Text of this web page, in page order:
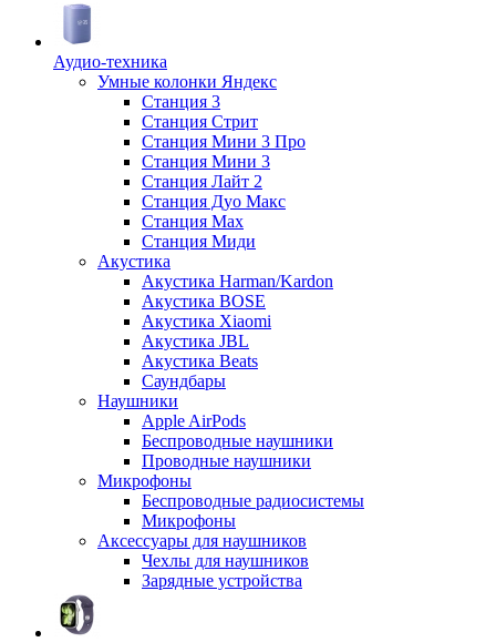
Аудио-техника
Умные колонки Яндекс
Станция 3
Станция Стрит
Станция Мини 3 Про
Станция Мини 3
Станция Лайт 2
Станция Дуо Макс
Станция Max
Станция Миди
Акустика
Акустика Harman/Kardon
Акустика BOSE
Акустика Xiaomi
Акустика JBL
Акустика Beats
Саундбары
Наушники
Apple AirPods
Беспроводные наушники
Проводные наушники
Микрофоны
Беспроводные радиосистемы
Микрофоны
Аксессуары для наушников
Чехлы для наушников
Зарядные устройства